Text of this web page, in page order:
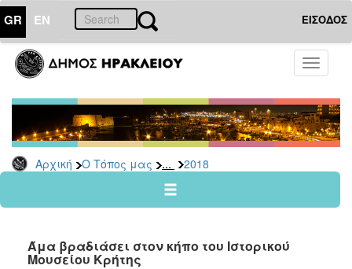
GR EN ΕΙΣΟΔΟΣ
Toggle
Αρχική Ο Τόπος μας ... 2018
ΤΟΠΟΣ
ΜΑΣ
Ανακοινώσεις
Αρχείο
2026
2024
2022
Άμα βραδιάσει στον κήπο του Ιστορικού
Μουσείου Κρήτης